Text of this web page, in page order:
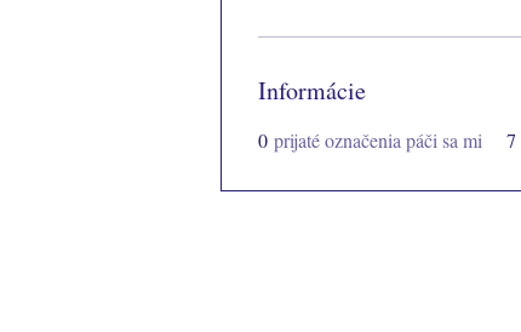
Informácie
0 prijaté označenia páči sa mi 7